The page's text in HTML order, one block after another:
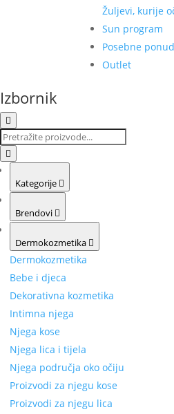
Žuljevi, kurije
Sun program
Posebne
Outlet
Izbornik
Kategorije
Brendovi
Dermokozmetika
Dermokozmetika
Bebe i djeca
Dekorativna kozmetika
Intimna njega
Njega kose
Njega lica i tijela
Njega područja oko očiju
Proizvodi za njegu kose
Proizvodi za njegu lica